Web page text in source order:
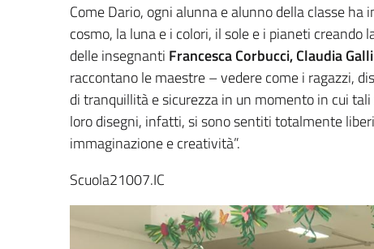
Come Dario, ogni alunna e alunno della classe ha
cosmo, la luna e i colori, il sole e i pianeti creando
delle insegnanti Francesca Corbucci, Claudia
raccontano le maestre – vedere come i ragazzi,
di tranquillità e sicurezza in un momento in cui
loro disegni, infatti, si sono sentiti totalmente
immaginazione e creatività”.
Scuola21007.IC